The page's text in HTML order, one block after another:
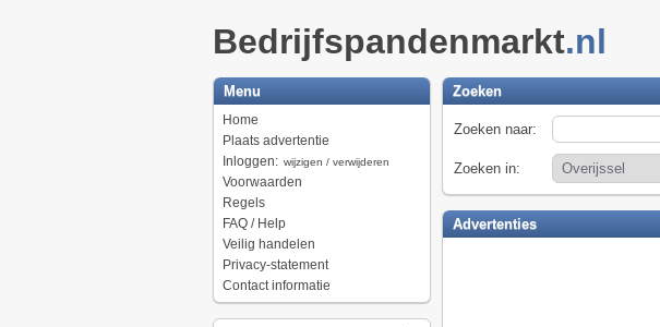
Bedrijfspandenmarkt.nl
Menu
Home
Plaats advertentie
Inloggen: wijzigen / verwijderen
Voorwaarden
Regels
FAQ / Help
Veilig handelen
Privacy-statement
Contact informatie
Zoeken
Zoeken naar:
Zoeken in:
Advertenties